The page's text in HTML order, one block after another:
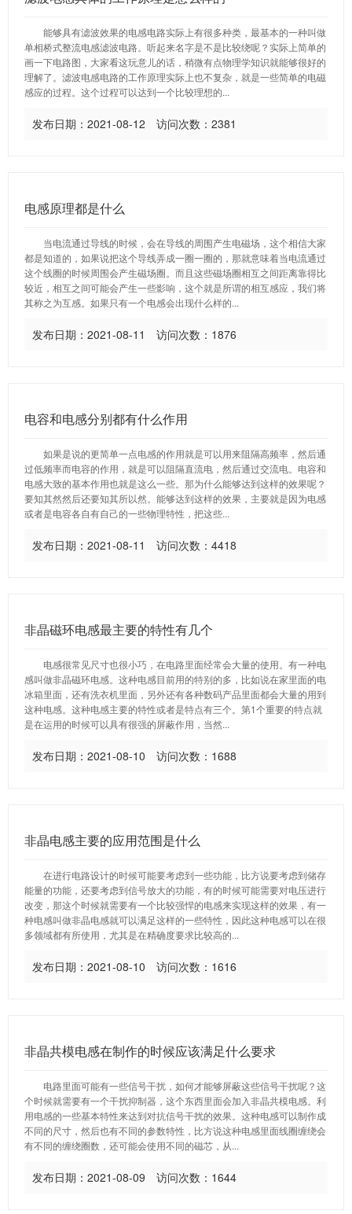
能够具有滤波效果的电感电路实际上有很多种类，最基本的一种叫做
单相桥式整流电感滤波电路。听起来名字是不是比较绕呢？实际上简单的
画一下电路图，大家看这玩意儿的话，稍微有点物理学知识就能够很好的
理解了。滤波电感电路的工作原理实际上也不复杂，就是一些简单的电磁
感应的过程。这个过程可以达到一个比较理想的...
发布日期：2021-08-12 访问次数：2381
电感原理都是什么
当电流通过导线的时候，会在导线的周围产生电磁场，这个相信大家
都是知道的，如果说把这个导线弄成一圈一圈的，那就意味着当电流通过
这个线圈的时候周围会产生磁场圈。而且这些磁场圈相互之间距离靠得比
较近，相互之间可能会产生一些影响，这个就是所谓的相互感应，我们将
其称之为互感。如果只有一个电感会出现什么样的...
发布日期：2021-08-11 访问次数：1876
电容和电感分别都有什么作用
如果是说的更简单一点电感的作用就是可以用来阻隔高频率，然后通
过低频率而电容的作用，就是可以阻隔直流电，然后通过交流电。电容和
电感大致的基本作用也就是这么一些。那为什么能够达到这样的效果呢？
要知其然然后还要知其所以然。能够达到这样的效果，主要就是因为电感
或者是电容各自有自己的一些物理特性，把这些...
发布日期：2021-08-11 访问次数：4418
非晶磁环电感最主要的特性有几个
电感很常见尺寸也很小巧，在电路里面经常会大量的使用。有一种电
感叫做非晶磁环电感。这种电感目前用的特别的多，比如说在家里面的电
冰箱里面，还有洗衣机里面，另外还有各种数码产品里面都会大量的用到
这种电感。这种电感主要的特性或者是特点有三个。第1个重要的特点就
是在运用的时候可以具有很强的屏蔽作用，当然...
发布日期：2021-08-10 访问次数：1688
非晶电感主要的应用范围是什么
在进行电路设计的时候可能要考虑到一些功能，比方说要考虑到储存
能量的功能，还要考虑到信号放大的功能，有的时候可能需要对电压进行
改变，那这个时候就需要有一个比较强悍的电感来实现这样的效果，有一
种电感叫做非晶电感就可以满足这样的一些特性，因此这种电感可以在很
多领域都有所使用，尤其是在精确度要求比较高的...
发布日期：2021-08-10 访问次数：1616
非晶共模电感在制作的时候应该满足什么要求
电路里面可能有一些信号干扰，如何才能够屏蔽这些信号干扰呢？这
个时候就需要有一个干扰抑制器，这个东西里面会加入非晶共模电感。利
用电感的一些基本特性来达到对抗信号干扰的效果。这种电感可以制作成
不同的尺寸，然后也有不同的参数特性，比方说这种电感里面线圈缠绕会
有不同的缠绕圈数，还可能会使用不同的磁芯，从...
发布日期：2021-08-09 访问次数：1644